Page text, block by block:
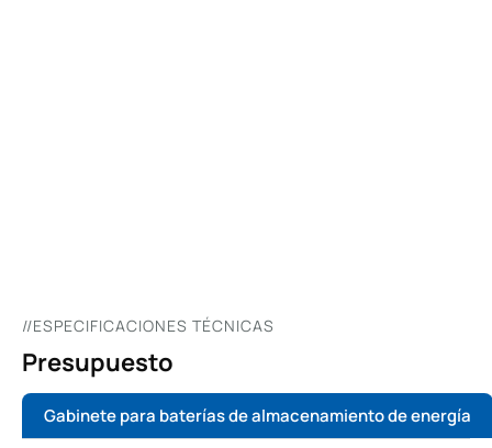
//ESPECIFICACIONES TÉCNICAS
Presupuesto
Gabinete para baterías de almacenamiento de energía